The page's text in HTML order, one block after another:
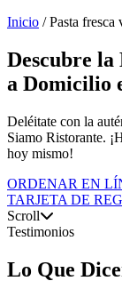
Inicio / Pasta
Descubre la
a Domicilio
Deléitate con la
Siamo Ristorante.
hoy mismo!
ORDENAR EN
TARJETA DE
Scroll
Testimonios
Lo Que